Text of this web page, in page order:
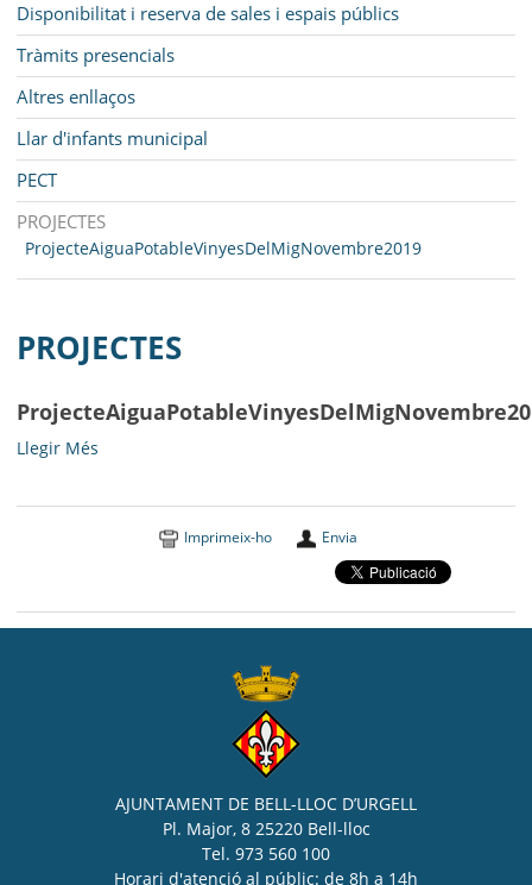
Disponibilitat i reserva de sales i espais públics
Tràmits presencials
Altres enllaços
Llar d'infants municipal
PECT
PROJECTES
ProjecteAiguaPotableVinyesDelMigNovembre2019
PROJECTES
ProjecteAiguaPotableVinyesDelMigNovembre2019
Llegir Més
Imprimeix-ho Envia
AJUNTAMENT DE BELL-LLOC D’URGELL
Pl. Major, 8 25220 Bell-lloc
Tel. 973 560 100
Horari d'atenció al públic: de 8h a 14h